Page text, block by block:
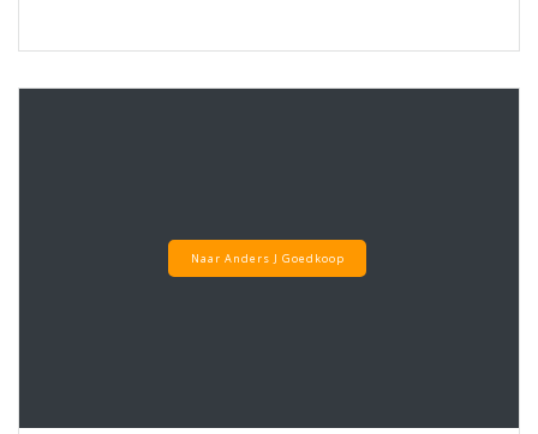
Naar Anders J Goedkoop